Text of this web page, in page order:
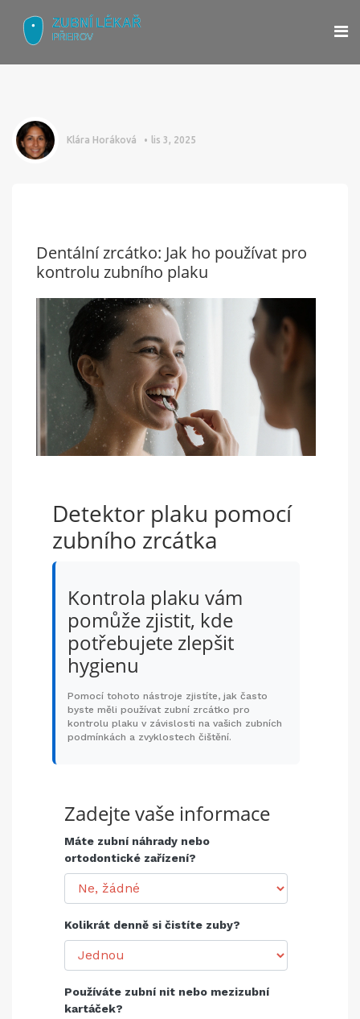
Klára Horáková lis 3, 2025
Dentální zrcátko: Jak ho používat pro
kontrolu zubního plaku
Detektor plaku pomocí
zubního zrcátka
Kontrola plaku vám
pomůže zjistit, kde
potřebujete zlepšit
hygienu
Pomocí tohoto nástroje zjistíte, jak často
byste měli používat zubní zrcátko pro
kontrolu plaku v závislosti na vašich zubních
podmínkách a zvyklostech čištění.
Zadejte vaše informace
Máte zubní náhrady nebo
ortodontické zařízení?
Kolikrát denně si čistíte zuby?
Používáte zubní nit nebo mezizubní
kartáček?